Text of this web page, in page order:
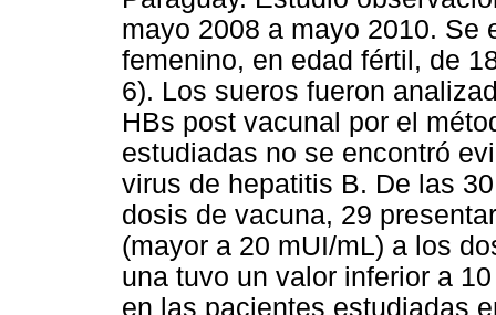
mayo 2008 a mayo 2010. Se
femenino, en edad fértil, de
6). Los sueros fueron
HBs post vacunal por el
estudiadas no se encontró
virus de hepatitis B. De las
dosis de vacuna, 29
(mayor a 20 mUI/mL) a los
una tuvo un valor inferior a
en las pacientes estudiadas